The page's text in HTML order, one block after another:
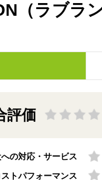
（ラブラ
評価
の対応・サービス
ストパフォーマンス